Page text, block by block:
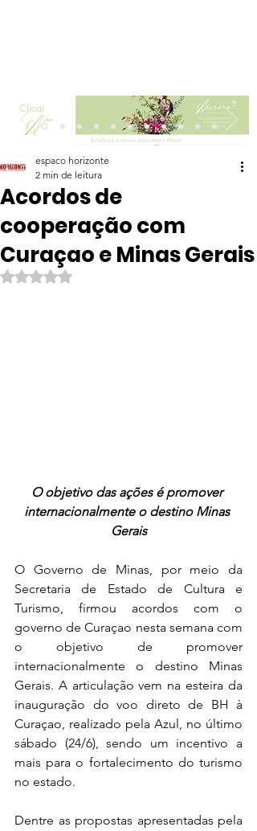
Clicar
Acordos de
cooperação com
Curaçao e Minas Gerais
espaco horizonte
2 min de leitura
Avaliado com NaN de 5 estrelas.
O objetivo das ações é promover
internacionalmente o destino Minas
Gerais
O Governo de Minas, por meio da
Secretaria de Estado de Cultura e
Turismo, firmou acordos com o
governo de Curaçao nesta semana com
o objetivo de promover
internacionalmente o destino Minas
Gerais. A articulação vem na esteira da
inauguração do voo direto de BH à
Curaçao, realizado pela Azul, no último
sábado (24/6), sendo um incentivo a
mais para o fortalecimento do turismo
no estado.
Dentre as propostas apresentadas pela